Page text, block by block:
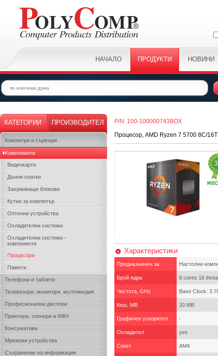
НАЧАЛО ПРОДУКТИ НОВИНИ
КАТЕГОРИИ ПРОИЗВОДИТЕЛ
Компютри и сървъри
Kомпоненти
Видеокарти
Дънни платки
Захранващи блокове
Кутии за компютър
Оптични устройства
Охладителни системи
Охладителни системи -
компоненти
Процесори
Памети
Телефони и таблети
Телевизори, монитори, мултимедия
Професионални дисплеи
Принтери, скенери и МФУ
Консумативи
Мрежови устройства
Съхранение на информация
P/N: 100-100000743BOX
Процесор, AMD Ryzen 7 5700 8C/
Характеристики
Предназначен за Настолни
Брой ядра 8 cores 16
Честота, GHz Base Clock:
Кеш, MB 20 MB
Графичен ускорител -
Охладител yes
Сокет AM4